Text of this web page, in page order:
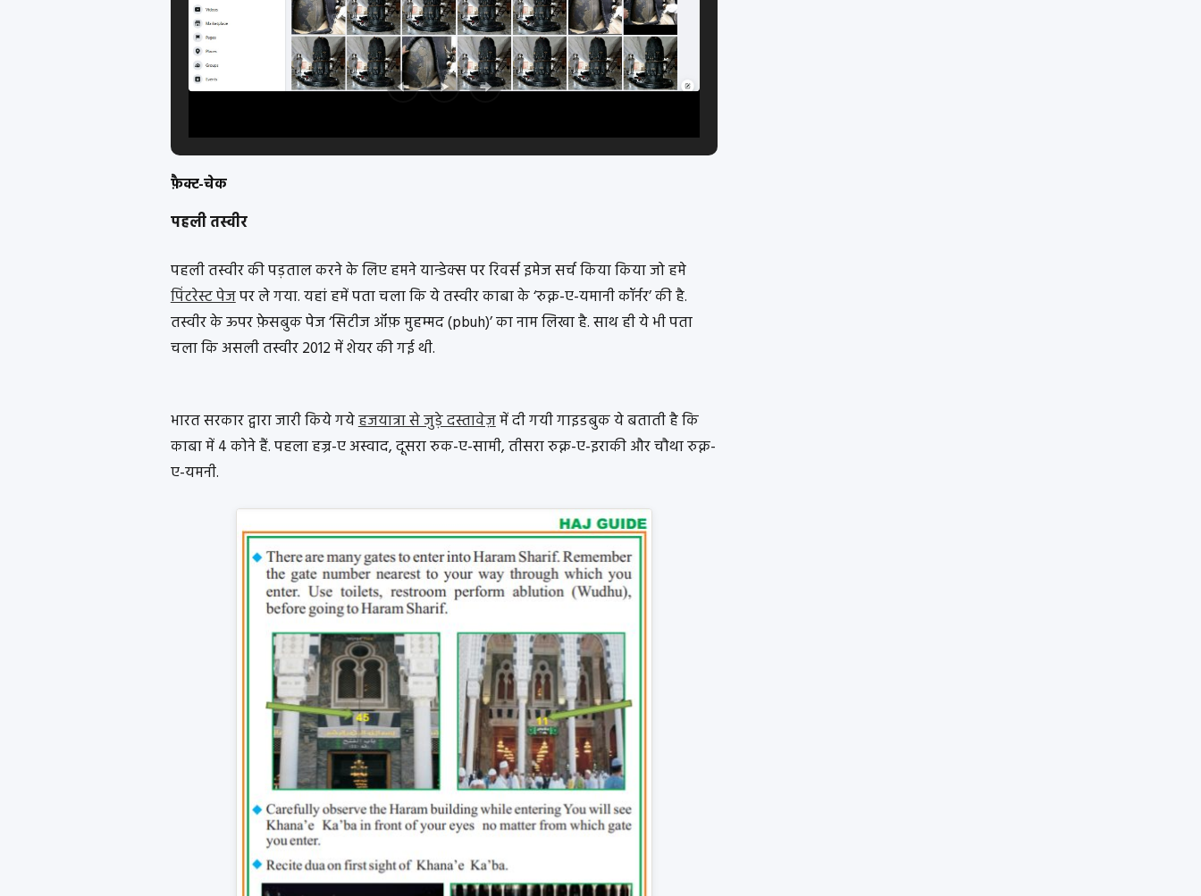
फ़ैक्ट-चेक
पहली तस्वीर
पहली तस्वीर की पड़ताल करने के लिए हमने यान्डेक्स पर रिवर्स इमेज सर्च किया किया जो हमे
पिंटरेस्ट पेजपर ले गया. यहां हमें पता चला कि ये तस्वीर काबा के ‘रुक्न-ए-यमानी कॉर्नर’ की है.
तस्वीर के ऊपर फ़ेसबुक पेज ‘सिटीज ऑफ़ मुहम्मद (pbuh)’ का नाम लिखा है. साथ ही ये भी पता
चला कि असली तस्वीर 2012 में शेयर की गई थी.
भारत सरकार द्वारा जारी किये गयेहजयात्रा से जुड़े दस्तावेज़में दी गयी गाइडबुक ये बताती है कि
काबा में 4 कोने हैं. पहला हज्र-ए अस्वाद, दूसरा रुक-ए-सामी, तीसरा रुक्न-ए-इराकी और चौथा रुक्न-
ए-यमनी.